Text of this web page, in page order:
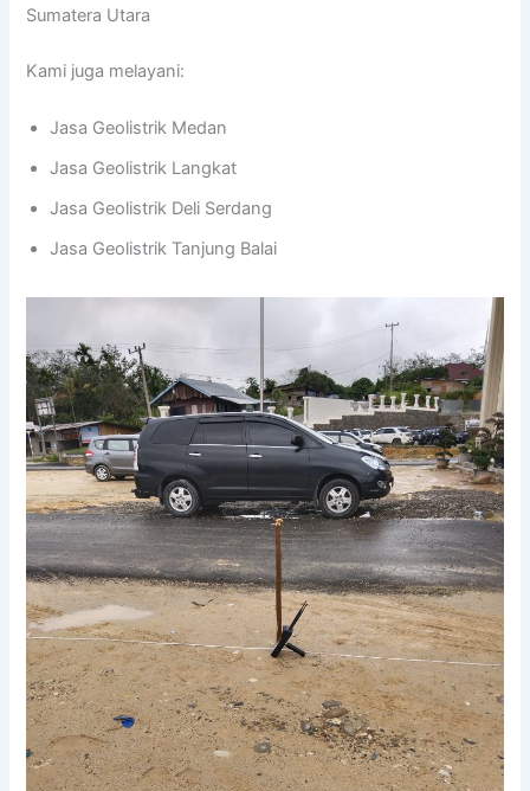
Sumatera Utara
Kami juga melayani:
Jasa Geolistrik Medan
Jasa Geolistrik Langkat
Jasa Geolistrik Deli Serdang
Jasa Geolistrik Tanjung Balai